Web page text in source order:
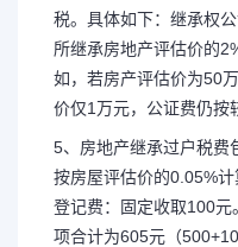
税。具体如下：继承权
所继承房地产评估价的
如，若房产评估价为50
价仅1万元，公证费仍按
5、房地产继承过户税费
按房屋评估价的0.05%计
登记费：固定收取100
项合计为605元（